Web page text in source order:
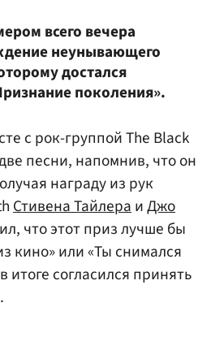
всего вечера
неунывающего
достался
поколения».
с рок-группой The Black
песни, напомнив, что он
награду из рук
Стивена ТайлераиДжо
что этот приз лучше бы
кино» или «Ты снимался
итоге согласился принять